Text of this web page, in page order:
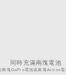
同時充滿兩塊電池
(兩塊GoPro電池或兩塊Action電